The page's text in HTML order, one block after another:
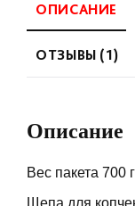
ОПИСАНИЕ
ОТЗЫВЫ (1)
Описание
Вес пакета 700